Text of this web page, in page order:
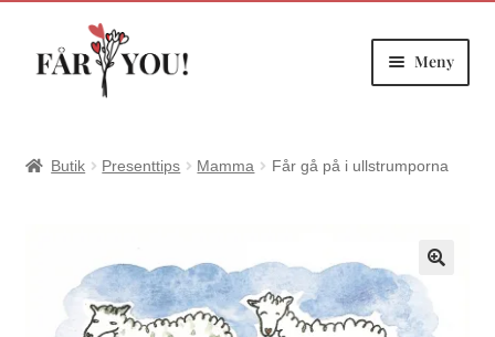
Hoppa
Hoppa
Meny
Butik Presenttips Mamma Får gå på i ullstrumporna